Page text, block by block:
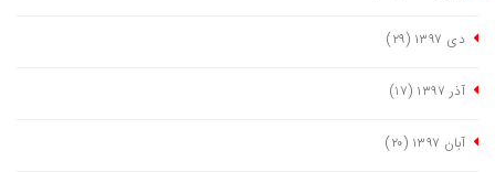
دی ١٣٩٧ (٢٩)
آذر ١٣٩٧ (١٧)
آبان ١٣٩٧ (٢٠)